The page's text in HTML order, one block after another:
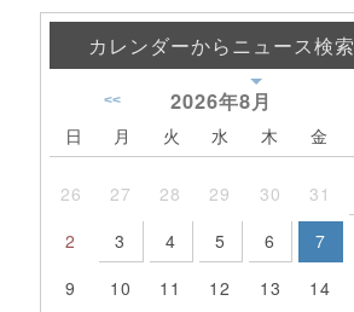
カレンダーからニュース検索
2026年8月
<<
日 月 火 水 木 金
26 27 28 29 30 31
2
3 4 5 6 7
9
10 11 12 13 14